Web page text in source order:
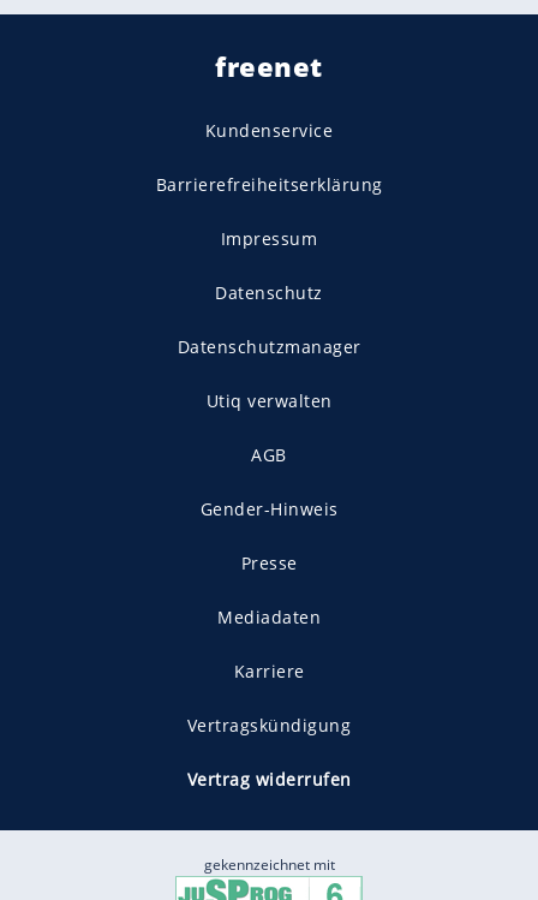
freenet
Kundenservice
Barrierefreiheitserklärung
Impressum
Datenschutz
Datenschutzmanager
Utiq verwalten
AGB
Gender-Hinweis
Presse
Mediadaten
Karriere
Vertragskündigung
Vertrag widerrufen
gekennzeichnet mit